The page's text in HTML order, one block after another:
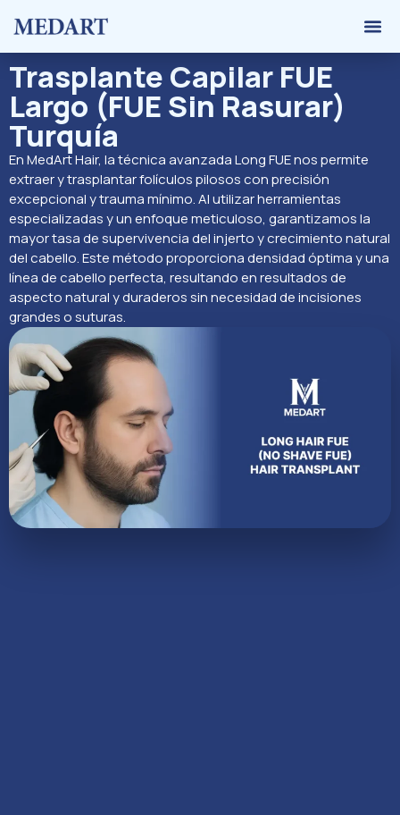
Trasplante Capilar FUE
Largo (FUE Sin Rasurar)
Turquía
En MedArt Hair, la técnica avanzada Long FUE nos permite
extraer y trasplantar folículos pilosos con precisión
excepcional y trauma mínimo. Al utilizar herramientas
especializadas y un enfoque meticuloso, garantizamos la
mayor tasa de supervivencia del injerto y crecimiento natural
del cabello. Este método proporciona densidad óptima y una
línea de cabello perfecta, resultando en resultados de
aspecto natural y duraderos sin necesidad de incisiones
grandes o suturas.